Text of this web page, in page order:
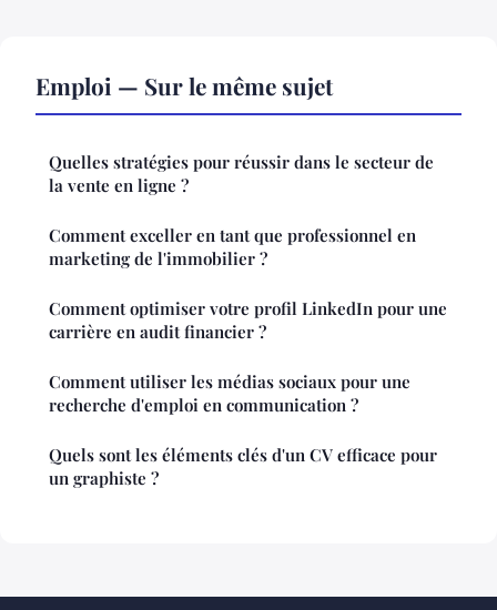
Emploi — Sur le même sujet
Quelles stratégies pour réussir dans le secteur de
la vente en ligne ?
Comment exceller en tant que professionnel en
marketing de l'immobilier ?
Comment optimiser votre profil LinkedIn pour une
carrière en audit financier ?
Comment utiliser les médias sociaux pour une
recherche d'emploi en communication ?
Quels sont les éléments clés d'un CV efficace pour
un graphiste ?